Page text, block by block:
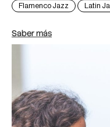
Flamenco Jazz Latin
Saber más